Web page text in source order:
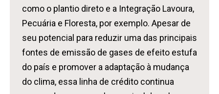
como o plantio direto e a Integração Lavoura,
Pecuária e Floresta, por exemplo. Apesar de
seu potencial para reduzir uma das principais
fontes de emissão de gases de efeito estufa
do país e promover a adaptação à mudança
do clima, essa linha de crédito continua